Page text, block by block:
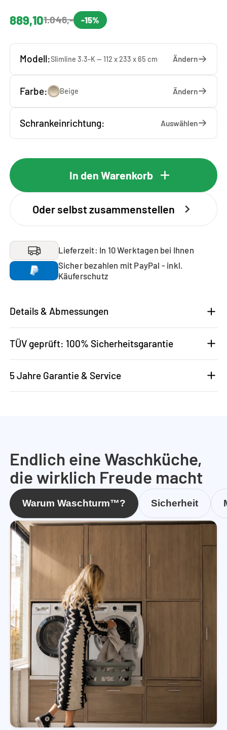
889,101.046,- -15%
Modell:Slimline 3.3-K — 112 x 233 x 65 cm Ändern
Farbe: Beige Ändern
Schrankeinrichtung: Auswählen
In den Warenkorb
Oder selbst zusammenstellen
Lieferzeit: In 10 Werktagen bei Ihnen
Sicher bezahlen mit PayPal - inkl.
Käuferschutz
Details & Abmessungen
TÜV geprüft: 100% Sicherheitsgarantie
5 Jahre Garantie & Service
Endlich eine Waschküche,
die wirklich Freude macht
Warum Waschturm™? Sicherheit